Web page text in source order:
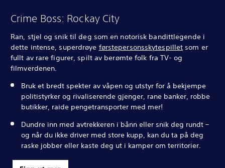
Crime Boss: Rockay City
Ran, stjel og snik til deg som en notorisk bandittlegende i
dette intense, superdrøye førstepersonsskytespillet som er
fullt av rare figurer, spilt av berømte folk fra TV- og
filmverdenen.
Bruk et bredt spekter av våpen og utstyr for å bekjempe
politistyrker og rivaliserende gjenger, rane banker, robbe
butikker, raide pengetransporter med mer!
Dundre inn med avtrekkeren i bånn eller snik deg rundt –
og når du ikke driver med store kupp, kan du ta på deg
raske jobber eller kaste deg ut i kamper om territorier.